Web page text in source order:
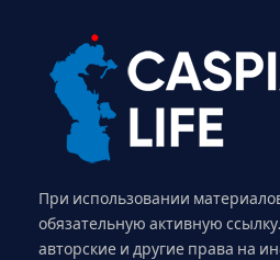
При использовании
обязательную активную
авторские и другие права на